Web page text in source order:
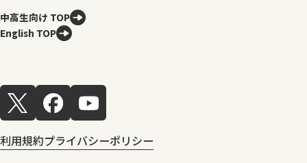
中高生向け TOP
English TOP
利用規約プライバシーポリシー